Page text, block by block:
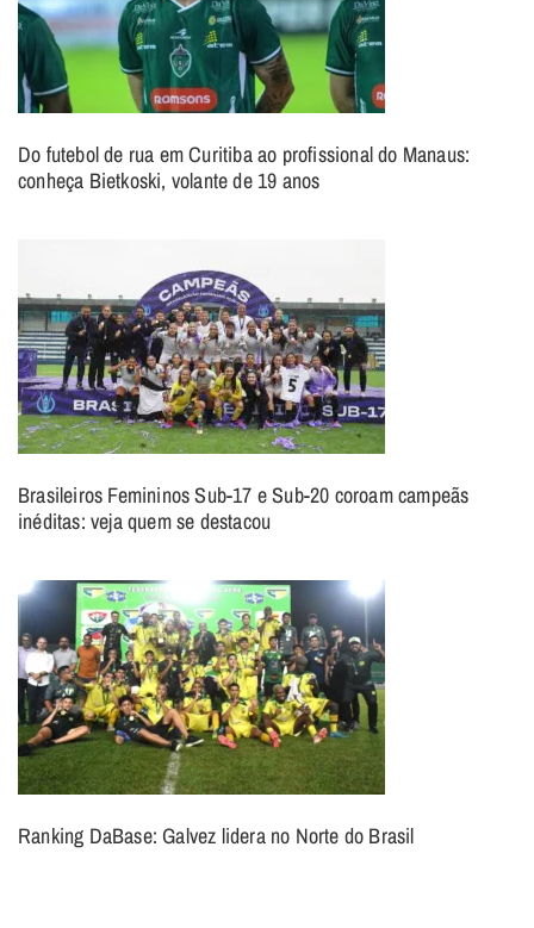
Do futebol de rua em Curitiba ao profissional do Manaus:
conheça Bietkoski, volante de 19 anos
Brasileiros Femininos Sub-17 e Sub-20 coroam campeãs
inéditas: veja quem se destacou
Ranking DaBase: Galvez lidera no Norte do Brasil